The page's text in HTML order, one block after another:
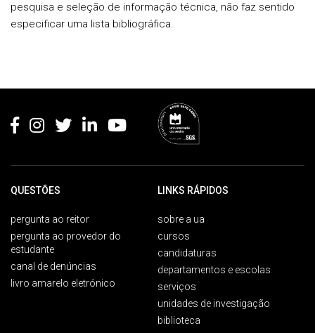
pesquisa e seleção de informação técnica, não faz sentido
especificar uma lista bibliográfica.
QUESTÕES
pergunta ao reitor
pergunta ao provedor do
estudante
canal de denúncias
livro amarelo eletrónico
LINKS RÁPIDOS
sobre a ua
cursos
candidaturas
departamentos e escolas
serviços
unidades de investigação
biblioteca